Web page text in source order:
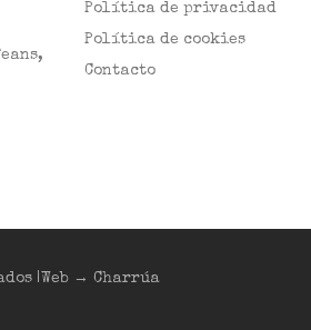
Política de privacidad
Política de cookies
Contacto
|Web → Charrúa